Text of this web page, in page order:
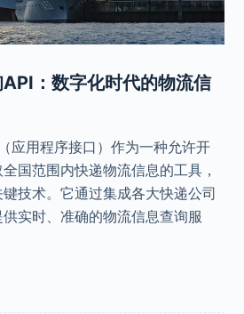
：数字化时代的物流信
应用程序接口）作为一种允许开
国范围内快递物流信息的工具，
技术。它通过集成各大快递公司
实时、准确的物流信息查询服